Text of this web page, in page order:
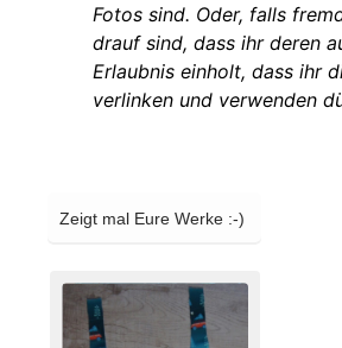
Fotos sind. Oder, falls
drauf sind, dass ihr deren
Erlaubnis einholt, dass ihr
verlinken und verwenden